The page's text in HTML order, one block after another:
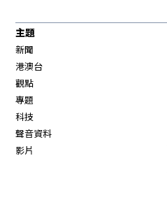
主題
新聞
港澳台
觀點
專題
科技
聲音資料
影片